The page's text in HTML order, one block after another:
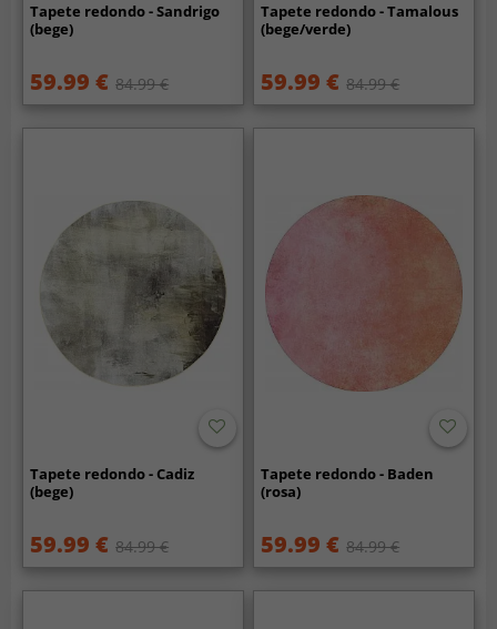
Tapete redondo - Sandrigo
(bege)
59.99 € 84.99 €
Tapete redondo - Tamalous
(bege/verde)
59.99 € 84.99 €
Tapete redondo - Cadiz
(bege)
59.99 € 84.99 €
Tapete redondo - Baden
(rosa)
59.99 € 84.99 €